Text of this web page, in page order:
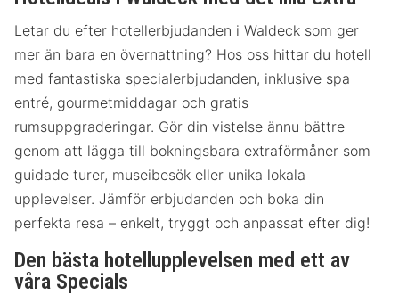
Letar du efter hotellerbjudanden i Waldeck som ger
mer än bara en övernattning? Hos oss hittar du hotell
med fantastiska specialerbjudanden, inklusive spa
entré, gourmetmiddagar och gratis
rumsuppgraderingar. Gör din vistelse ännu bättre
genom att lägga till bokningsbara extraförmåner som
guidade turer, museibesök eller unika lokala
upplevelser. Jämför erbjudanden och boka din
perfekta resa – enkelt, tryggt och anpassat efter dig!
Den bästa hotellupplevelsen med ett av
våra Specials